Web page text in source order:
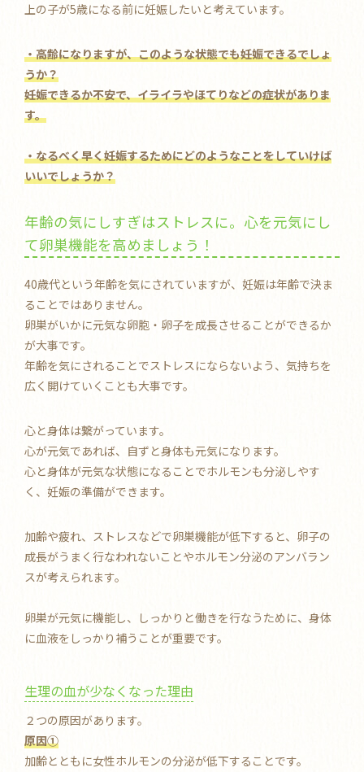
上の子が5歳になる前に妊娠したいと考えています。
・高齢になりますが、このような状態でも妊娠できるでしょ
うか？
妊娠できるか不安で、イライラやほてりなどの症状がありま
す。
・なるべく早く妊娠するためにどのようなことをしていけば
いいでしょうか？
年齢の気にしすぎはストレスに。心を元気にし
て卵巣機能を高めましょう！
40歳代という年齢を気にされていますが、妊娠は年齢で決ま
ることではありません。
卵巣がいかに元気な卵胞・卵子を成長させることができるか
が大事です。
年齢を気にされることでストレスにならないよう、気持ちを
広く開けていくことも大事です。
心と身体は繋がっています。
心が元気であれば、自ずと身体も元気になります。
心と身体が元気な状態になることでホルモンも分泌しやす
く、妊娠の準備ができます。
加齢や疲れ、ストレスなどで卵巣機能が低下すると、卵子の
成長がうまく行なわれないことやホルモン分泌のアンバラン
スが考えられます。
卵巣が元気に機能し、しっかりと働きを行なうために、身体
に血液をしっかり補うことが重要です。
生理の血が少なくなった理由
２つの原因があります。
原因➀
加齢とともに女性ホルモンの分泌が低下することです。